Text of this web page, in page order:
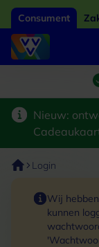
Consument
Nieuw:
Login
Wij
kunnen